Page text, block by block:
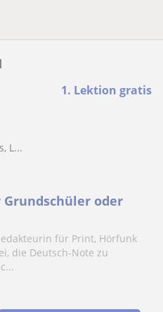
1. Lektion gratis
L...
oder
für Print, Hörfunk
die Deutsch-Note zu